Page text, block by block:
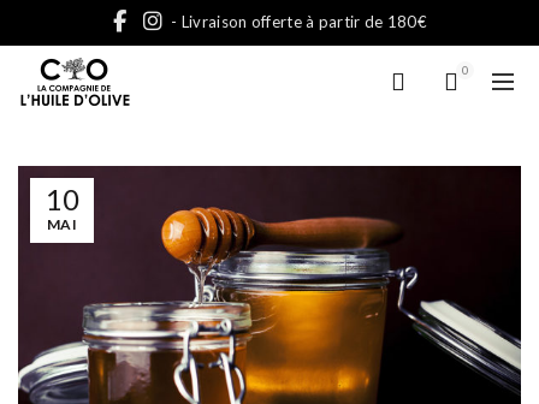
- Livraison offerte à partir de 180€
0
10
MAI